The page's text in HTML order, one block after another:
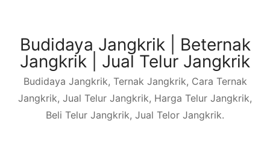
contentBudidaya Jangkrik | Beternak
Jangkrik | Jual Telur Jangkrik
Budidaya Jangkrik, Ternak Jangkrik, Cara Ternak
Jangkrik, Jual Telur Jangkrik, Harga Telur Jangkrik,
Beli Telur Jangkrik, Jual Telor Jangkrik.